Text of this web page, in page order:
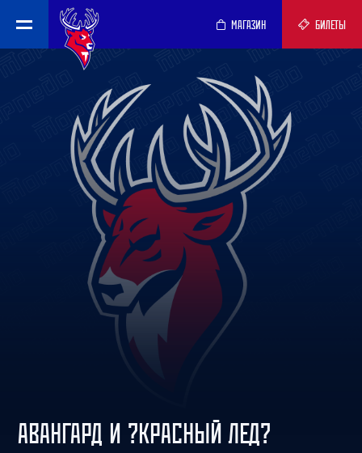
МАГАЗИН БИЛЕТЫ
АВАНГАРД И ?КРАСНЫЙ ЛЕД?